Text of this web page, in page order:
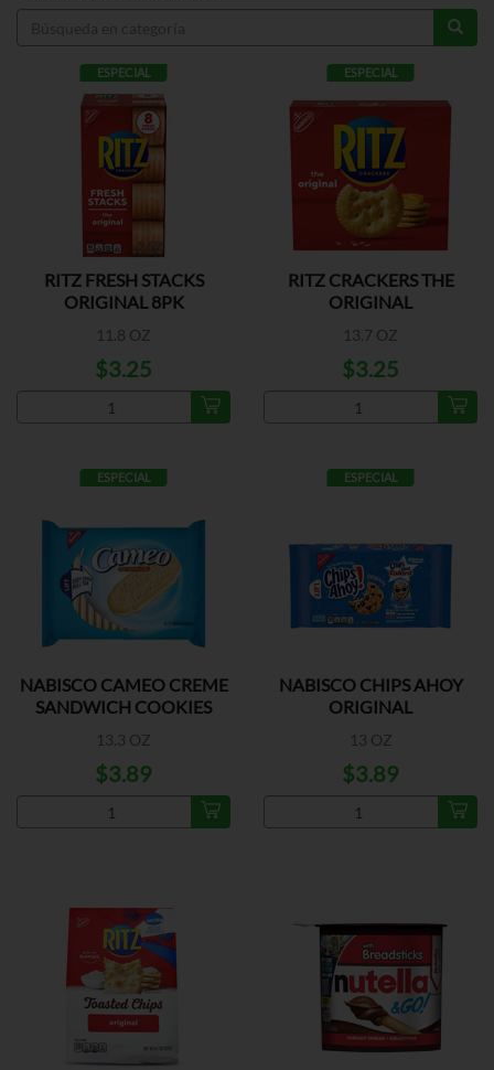
ESPECIAL
RITZ FRESH STACKS
ORIGINAL 8PK
11.8 OZ
$3.25
ESPECIAL
RITZ CRACKERS THE
ORIGINAL
13.7 OZ
$3.25
ESPECIAL
NABISCO CAMEO CREME
SANDWICH COOKIES
13.3 OZ
$3.89
ESPECIAL
NABISCO CHIPS AHOY
ORIGINAL
13 OZ
$3.89